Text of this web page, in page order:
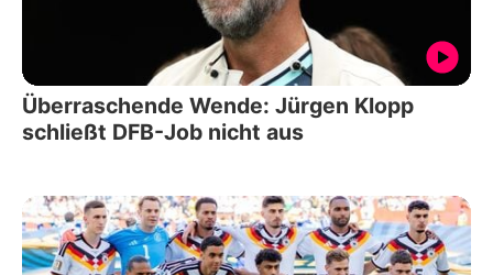
Überraschende Wende: Jürgen Klopp
schließt DFB-Job nicht aus